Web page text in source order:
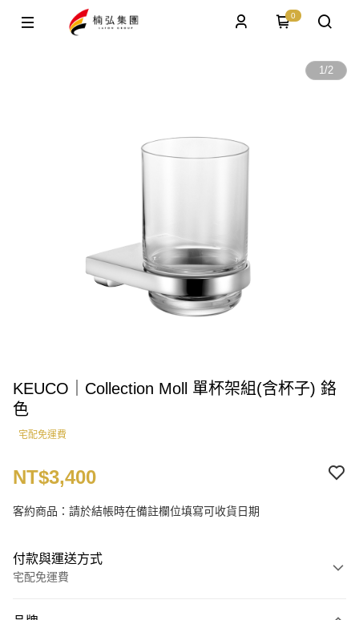
0
1/2
KEUCO｜Collection Moll 單杯架組(含杯子) 鉻
色
宅配免運費
NT$3,400
客約商品：請於結帳時在備註欄位填寫可收貨日期
付款與運送方式
宅配免運費